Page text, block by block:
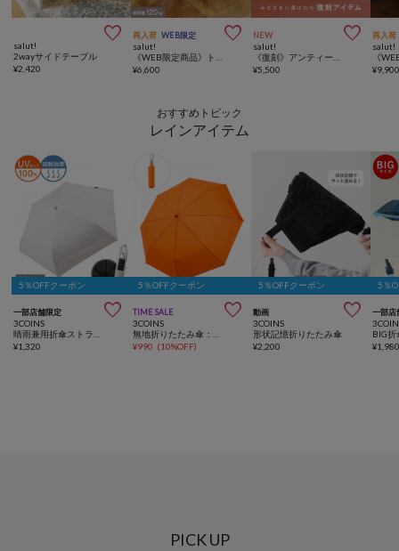

salut!
2wayサイドテーブル
¥2,420
再入荷 WEB限定 
salut!
¥6,600
NEW 
salut!
¥5,500
再入荷
salut!
¥
おすすめトピック
レインアイテム
5％OFFクーポン
一部店舗限定 
3COINS
¥1,320
5％OFFクーポン
TIME SALE 
3COINS
¥990 (10%OFF)
5％OFFクーポン
動画 
3COINS
形状記憶折りたたみ傘
¥2,200
5％
一部店
BIG
¥
PICK UP